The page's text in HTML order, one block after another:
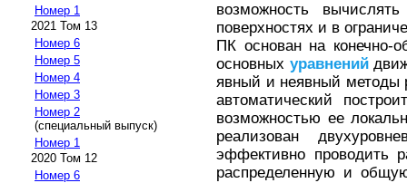
Номер 1
2021 Том 13
Номер 6
Номер 5
Номер 4
Номер 3
Номер 2
(специальный выпуск)
Номер 1
2020 Том 12
Номер 6
возможность
поверхностях и в
ПК основан на конечно-
основных уравнений
явный и неявный методы
автоматический
возможностью ее
реализован
эффективно проводить
распределенную и